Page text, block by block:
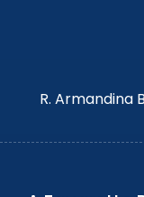
R. Armandina